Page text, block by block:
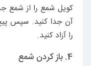
کویل شمع را از شمع
آن جدا کنید. سپس پیچ
را آزاد کنید.
4. باز کردن شمع